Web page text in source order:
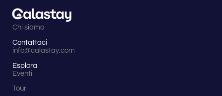
Chi siamo
Contattaci
info@calastay.com
Esplora
Eventi
Tour